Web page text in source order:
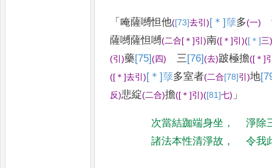
「 唵薩嚩怛他([73]去引)[＊]𦽆多(一)
薩嚩薩怛嚩(二合[＊]引)南([＊]引)([＊]三
(引)藥[75](四) 三[76](去)跛極擔([＊]
([＊]去引)[＊]𦽆多室者(二合[78]引)地
反)悲綻(二合)擔([＊]引)([81]七) 」
次當結跏端身坐 ，
淨除
諸法本性清淨故 ， 令我